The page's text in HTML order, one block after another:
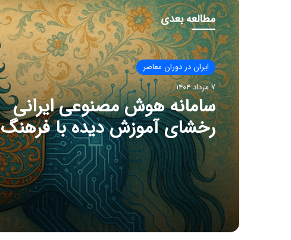
مطالعه بعدی
ایران در دوران معاصر
۷ مرداد ۱۴۰۴
سامانه هوش مصنوعی ایرانی
رخشای آموزش دیده با فرهنگ
ایرانی